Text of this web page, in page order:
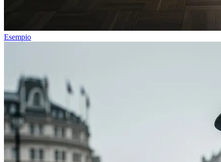
Esempio